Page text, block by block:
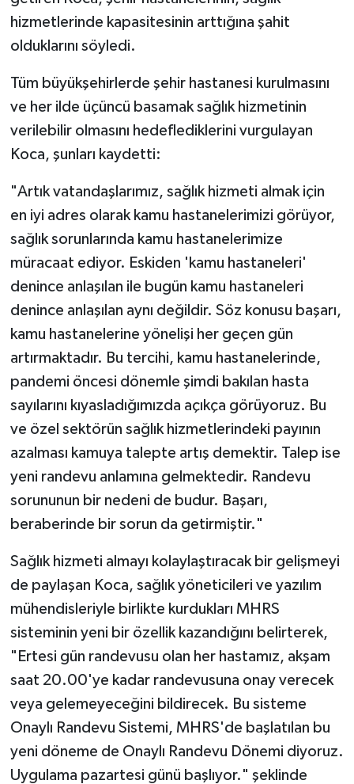
hizmetlerinde kapasitesinin arttığına şahit
olduklarını söyledi.
Tüm büyükşehirlerde şehir hastanesi kurulmasını
ve her ilde üçüncü basamak sağlık hizmetinin
verilebilir olmasını hedeflediklerini vurgulayan
Koca, şunları kaydetti:
"Artık vatandaşlarımız, sağlık hizmeti almak için
en iyi adres olarak kamu hastanelerimizi görüyor,
sağlık sorunlarında kamu hastanelerimize
müracaat ediyor. Eskiden 'kamu hastaneleri'
denince anlaşılan ile bugün kamu hastaneleri
denince anlaşılan aynı değildir. Söz konusu başarı,
kamu hastanelerine yönelişi her geçen gün
artırmaktadır. Bu tercihi, kamu hastanelerinde,
pandemi öncesi dönemle şimdi bakılan hasta
sayılarını kıyasladığımızda açıkça görüyoruz. Bu
ve özel sektörün sağlık hizmetlerindeki payının
azalması kamuya talepte artış demektir. Talep ise
yeni randevu anlamına gelmektedir. Randevu
sorununun bir nedeni de budur. Başarı,
beraberinde bir sorun da getirmiştir."
Sağlık hizmeti almayı kolaylaştıracak bir gelişmeyi
de paylaşan Koca, sağlık yöneticileri ve yazılım
mühendisleriyle birlikte kurdukları MHRS
sisteminin yeni bir özellik kazandığını belirterek,
"Ertesi gün randevusu olan her hastamız, akşam
saat 20.00'ye kadar randevusuna onay verecek
veya gelemeyeceğini bildirecek. Bu sisteme
Onaylı Randevu Sistemi, MHRS'de başlatılan bu
yeni döneme de Onaylı Randevu Dönemi diyoruz.
Uygulama pazartesi günü başlıyor." şeklinde